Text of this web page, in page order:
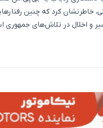
خاطرنشان کرد که چنین
اخلال در تلاش‌های جمهوری